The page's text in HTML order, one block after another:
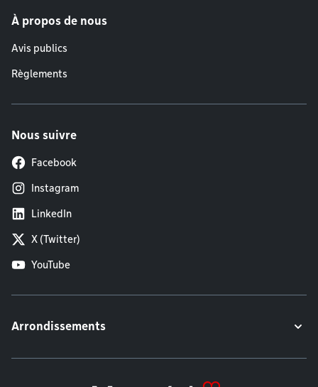
À propos de nous
Avis publics
Règlements
Nous suivre
Facebook
Instagram
LinkedIn
X (Twitter)
YouTube
Arrondissements